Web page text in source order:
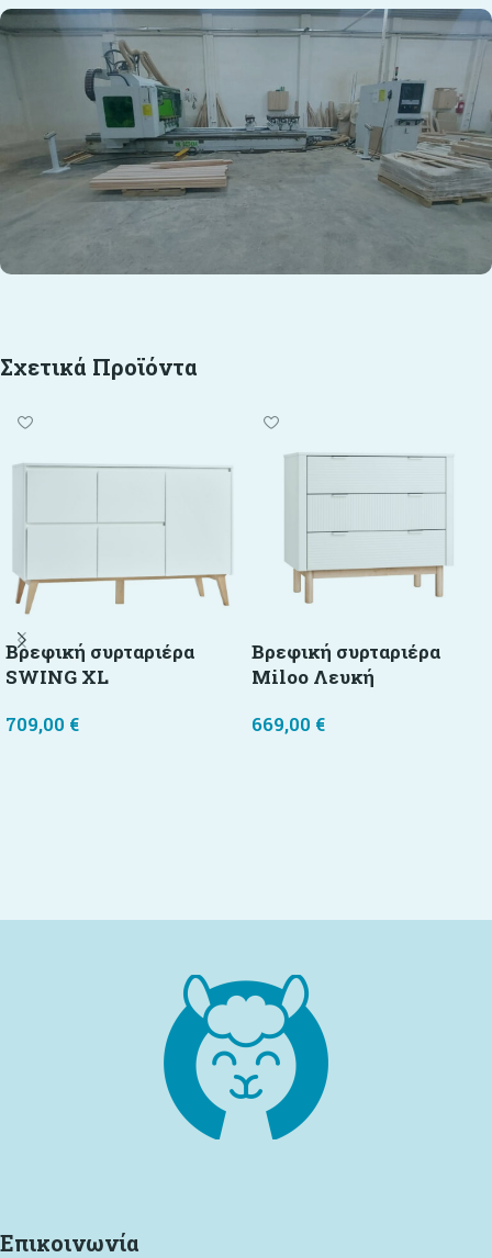
Σχετικά Προϊόντα
Βρεφική συρταριέρα
SWING XL
709,00 €
Βρεφική συρταριέρα
Miloo Λευκή
669,00 €
Επικοινωνία